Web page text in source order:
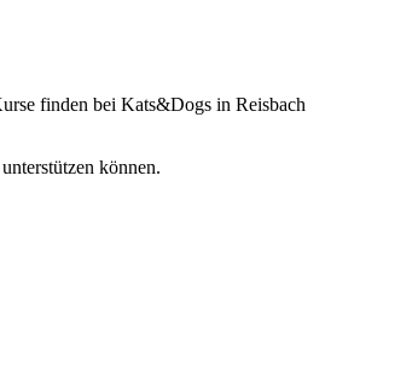
finden bei Kats&Dogs in Reisbach
können.